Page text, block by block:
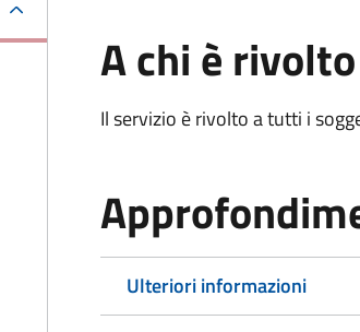
A chi è rivolto
Il servizio è rivolto a tutti i
Ulteriori informazioni